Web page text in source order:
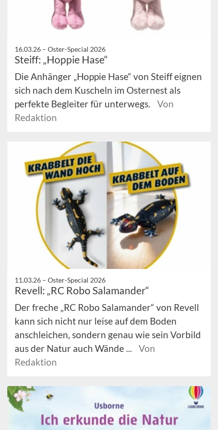
16.03.26 – Oster-Special 2026
Steiff: „Hoppie Hase“
Die Anhänger „Hoppie Hase“ von Steiff eignen
sich nach dem Kuscheln im Osternest als
perfekte Begleiter für unterwegs.
Von
Redaktion
11.03.26 – Oster-Special 2026
Revell: „RC Robo Salamander“
Der freche „RC Robo Salamander“ von Revell
kann sich nicht nur leise auf dem Boden
anschleichen, sondern genau wie sein Vorbild
aus der Natur auch Wände ...
Von
Redaktion